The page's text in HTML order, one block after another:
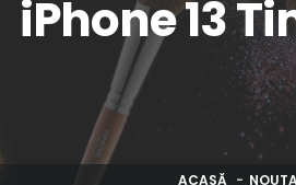
iPhone 13
ACASĂ